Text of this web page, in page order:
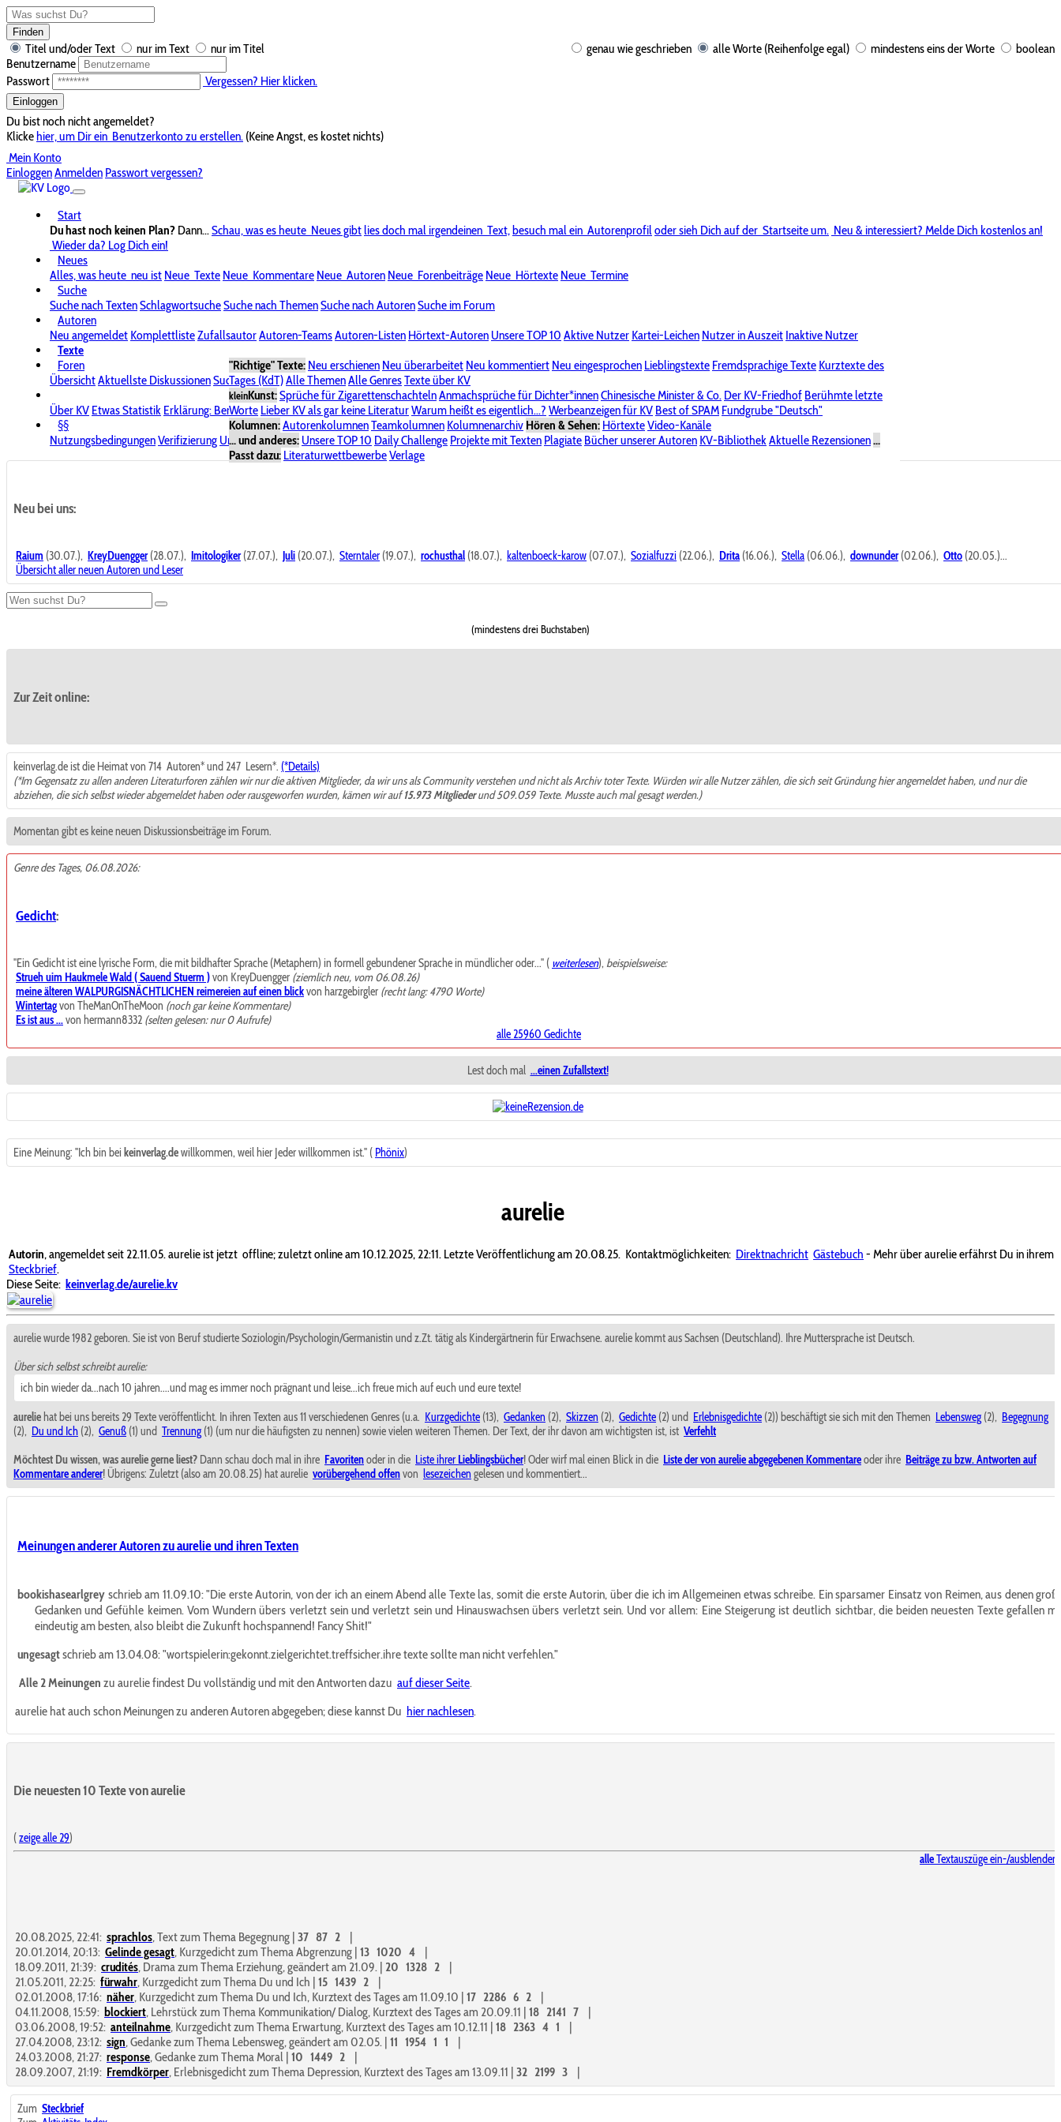
Finden
genau wie geschrieben alle Worte (Reihenfolge egal) mindestens eins der Worte boolean
Titel und/oder Text nur im Text
nur im Titel
Benutzername
Passwort
Vergessen? Hier klicken.
Einloggen
Du bist noch nicht angemeldet?
Klickehier, um Dir ein Benutzerkonto zu erstellen. (Keine Angst, es kostet nichts)
Mein Konto
EinloggenAnmelden Passwort vergessen?
Start
Du hast noch keinen Plan? Dann...Schau, was es heute Neues gibtlies doch mal irgendeinen Text,besuch mal ein Autorenprofiloder sieh Dich auf der Startseite um. Neu & interessiert? Melde Dich kostenlos an!
Wieder da? Log Dich ein!
Neues
Alles, was heute neu ist Neue Texte Neue Kommentare Neue Autoren Neue Forenbeiträge Neue Hörtexte Neue Termine
Suche
Suche nach TextenSchlagwortsucheSuche nach ThemenSuche nach AutorenSuche im Forum
Autoren
Neu angemeldet KomplettlisteZufallsautorAutoren-TeamsAutoren-Listen Hörtext-Autoren Unsere TOP 10 Aktive Nutzer Kartei-Leichen Nutzer in Auszeit Inaktive Nutzer
Texte
"Richtige" Texte: Neu erschienen Neu überarbeitet Neu kommentiert Neu eingesprochen Lieblingstexte Fremdsprachige Texte Kurztexte des
Tages (KdT)Alle ThemenAlle GenresTexte über KV
kleinKunst:Sprüche für ZigarettenschachtelnAnmachsprüche für Dichter*innenChinesische Minister & Co. Der KV-Friedhof Berühmte letzte
Worte Lieber KV als gar keine LiteraturWarum heißt es eigentlich...? Werbeanzeigen für KV Best of SPAM Fundgrube "Deutsch"
Kolumnen:AutorenkolumnenTeamkolumnen Kolumnenarchiv Hören & Sehen: HörtexteVideo-Kanäle
... und anderes: Unsere TOP 10 Daily Challenge Projekte mit Texten Plagiate Bücher unserer Autoren KV-BibliothekAktuelle Rezensionen...
Passt dazu: LiteraturwettbewerbeVerlage
Foren
ÜbersichtAktuellste DiskussionenSuche im ForumBereich "KV-Board"Bereich "Literatur & Schreiberei"
Über KV Etwas Statistik Erklärung: BenutzersymboleSpende für KV Unsere SpenderlisteAlle Wege führen zu KVPasswort vergessen?
§§
NutzungsbedingungenVerifizierung UrheberrechtAvatare & BilderStalkingDatenschutzerklärungImpressum
Neu bei uns:
Raium (30.07.), KreyDuengger(28.07.), Imitologiker(27.07.), Juli (20.07.), Sterntaler (19.07.), rochusthal (18.07.), kaltenboeck-karow (07.07.), Sozialfuzzi (22.06.), Drita (16.06.), Stella (06.06.), downunder(02.06.), Otto (20.05.)...
Übersicht aller neuen Autoren und Leser
(mindestens drei Buchstaben)
Zur Zeit online:
keinverlag.de ist die Heimat von 714 Autoren* und 247 Lesern*. (*Details)
(*Im Gegensatz zu allen anderen Literaturforen zählen wir nur die aktiven Mitglieder, da wir uns als Community verstehen und nicht als Archiv toter Texte. Würden wir alle Nutzer zählen, die sich seit Gründung hier angemeldet haben, und nur die
abziehen, die sich selbst wieder abgemeldet haben oder rausgeworfen wurden, kämen wir auf15.973 Mitgliederund 509.059 Texte. Musste auch mal gesagt werden.)
Momentan gibt es keine neuen Diskussionsbeiträge im Forum.
Genre des Tages, 06.08.2026:
Gedicht:
"Ein Gedicht ist eine lyrische Form, die mit bildhafter Sprache (Metaphern) in formell gebundener Sprache in mündlicher oder..." ( weiterlesen),beispielsweise:
Strueh uim Haukmele Wald ( Sauend Stuerm )von KreyDuengger (ziemlich neu, vom 06.08.26)
meine älteren WALPURGISNÄCHTLICHEN reimereien auf einen blickvon harzgebirgler (recht lang: 4790 Worte)
Wintertagvon TheManOnTheMoon (noch gar keine Kommentare)
Es ist aus ...von hermann8332 (selten gelesen: nur 0 Aufrufe)
alle 25960 Gedichte
Lest doch mal ...einen Zufallstext!
Eine Meinung: "Ich bin bei keinverlag.dewillkommen, weil hier Jeder willkommen ist." ( Phönix)
aurelie
Autorin, angemeldet seit 22.11.05. aurelie ist jetzt offline; zuletzt online am 10.12.2025, 22:11. Letzte Veröffentlichung am 20.08.25. Kontaktmöglichkeiten: Direktnachricht Gästebuch - Mehr über aurelie erfährst Du in ihrem
Steckbrief.
Diese Seite: keinverlag.de/aurelie.kv
aurelie wurde 1982 geboren. Sie ist von Beruf studierte Soziologin/Psychologin/Germanistin und z.Zt. tätig als Kindergärtnerin für Erwachsene. aurelie kommt aus Sachsen (Deutschland). Ihre Muttersprache ist Deutsch.
Über sich selbst schreibt aurelie:
ich bin wieder da...nach 10 jahren....und mag es immer noch prägnant und leise...ich freue mich auf euch und eure texte!
aurelie hat bei uns bereits 29 Texte veröffentlicht. In ihren Texten aus 11 verschiedenen Genres (u.a. Kurzgedichte (13), Gedanken (2), Skizzen (2), Gedichte (2) und Erlebnisgedichte (2)) beschäftigt sie sich mit den Themen Lebensweg (2), Begegnung
(2), Du und Ich (2), Genuß (1) und Trennung (1) (um nur die häufigsten zu nennen) sowie vielen weiteren Themen. Der Text, der ihr davon am wichtigsten ist, ist Verfehlt
Möchtest Du wissen, was aurelie gerne liest? Dann schau doch mal in ihre Favoritenoder in die Liste ihrer Lieblingsbücher! Oder wirf mal einen Blick in die Liste der von aurelie abgegebenen Kommentareoder ihre Beiträge zu bzw. Antworten auf
Kommentare anderer! Übrigens: Zuletzt (also am 20.08.25) hat aurelie vorübergehend offenvon lesezeichen gelesen und kommentiert...
Meinungen anderer Autoren zu aurelie und ihren Texten
bookishasearlgrey schrieb am 11.09.10:"Die erste Autorin, von der ich an einem Abend alle Texte las, somit die erste Autorin, über die ich im Allgemeinen etwas schreibe. Ein sparsamer Einsatz von Reimen, aus denen
Gedanken und Gefühle keimen. Vom Wundern übers verletzt sein und verletzt sein und Hinauswachsen übers verletzt sein. Und vor allem: Eine Steigerung ist deutlich sichtbar, die beiden neuesten Texte gefallen
eindeutig am besten, also bleibt die Zukunft hochspannend! Fancy Shit!"
ungesagtschrieb am 13.04.08:"wortspielerin:gekonnt.zielgerichtet.treffsicher.ihre texte sollte man nicht verfehlen."
Alle 2 Meinungen zu aurelie findest Du vollständig und mit den Antworten dazu auf dieser Seite.
aurelie hat auch schon Meinungen zu anderen Autoren abgegeben; diese kannst Du hier nachlesen.
Die neuesten 10 Texte von aurelie
(zeige alle 29)
alleTextauszüge ein-/ausblenden
20.08.2025, 22:41: sprachlos, Text zum Thema Begegnung | 37 87 2
|
20.01.2014, 20:13: Gelinde gesagt, Kurzgedicht zum Thema Abgrenzung | 13 1020 4
|
18.09.2011, 21:39: crudités, Drama zum Thema Erziehung, geändert am 21.09. | 20 1328 2
|
21.05.2011, 22:25: fürwahr, Kurzgedicht zum Thema Du und Ich | 15 1439 2
|
02.01.2008, 17:16: näher, Kurzgedicht zum Thema Du und Ich, Kurztext des Tages am 11.09.10 | 17 2286 6 2
|
04.11.2008, 15:59: blockiert, Lehrstück zum Thema Kommunikation/ Dialog, Kurztext des Tages am 20.09.11 | 18 2141 7
|
03.06.2008, 19:52: anteilnahme, Kurzgedicht zum Thema Erwartung, Kurztext des Tages am 10.12.11 | 18 2363 4 1
|
27.04.2008, 23:12: sign, Gedanke zum Thema Lebensweg, geändert am 02.05. | 11 1954 1 1
|
24.03.2008, 21:27: response, Gedanke zum Thema Moral | 10 1449 2
|
28.09.2007, 21:19: Fremdkörper, Erlebnisgedicht zum Thema Depression, Kurztext des Tages am 13.09.11 | 32 2199 3 |
Zum Steckbrief